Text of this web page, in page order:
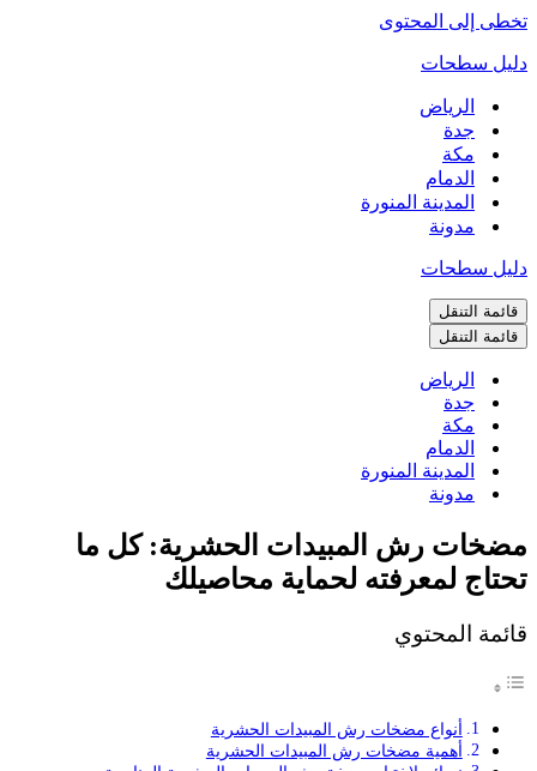
تخطى إلى المحتوى
دليل سطحات
الرياض
جدة
مكة
الدمام
المدينة المنورة
مدونة
دليل سطحات
قائمة التنقل
قائمة التنقل
الرياض
جدة
مكة
الدمام
المدينة المنورة
مدونة
مضخات رش المبيدات الحشرية: كل ما
تحتاج لمعرفته لحماية محاصيلك
قائمة المحتوي
أنواع مضخات رش المبيدات الحشرية
أهمية مضخات رش المبيدات الحشرية